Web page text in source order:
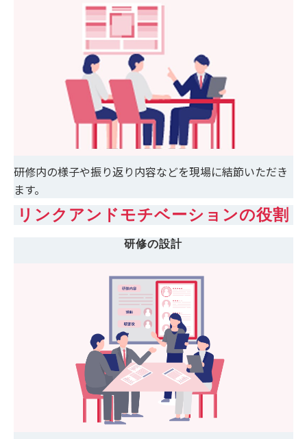
研修内の様子や振り返り内容などを現場に結節いただき
ます。
リンクアンドモチベーションの役割
研修の設計